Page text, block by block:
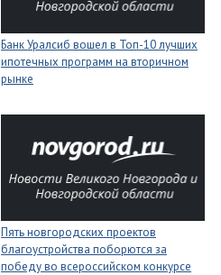
Банк Уралсиб вошел в Топ-10 лучших
ипотечных программ на вторичном
рынке
Пять новгородских проектов
благоустройства поборются за
победу во всероссийском конкурсе